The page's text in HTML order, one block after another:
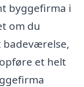
byggefirma i
om du
et helt